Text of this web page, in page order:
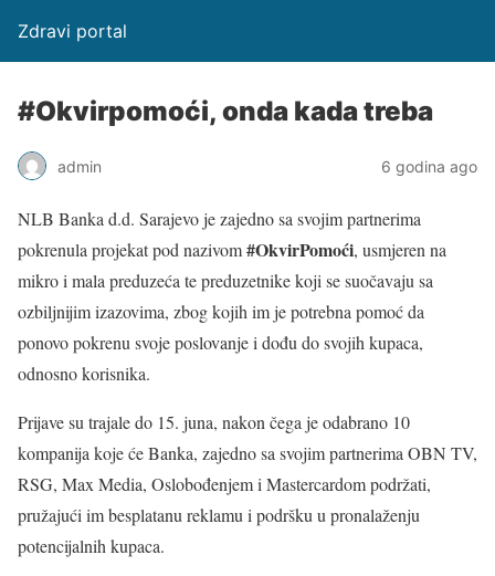
Zdravi portal
#Okvirpomoći, onda kada treba
admin 6 godina ago
NLB Banka d.d. Sarajevo je zajedno sa svojim partnerima
pokrenula projekat pod nazivom#OkvirPomoći, usmjeren na
mikro i mala preduzeća te preduzetnike koji se suočavaju sa
ozbiljnijim izazovima, zbog kojih im je potrebna pomoć da
ponovo pokrenu svoje poslovanje i dođu do svojih kupaca,
odnosno korisnika.
Prijave su trajale do 15. juna, nakon čega je odabrano 10
kompanija koje će Banka, zajedno sa svojim partnerima OBN TV,
RSG, Max Media, Oslobođenjem i Mastercardom podržati,
pružajući im besplatanu reklamu i podršku u pronalaženju
potencijalnih kupaca.